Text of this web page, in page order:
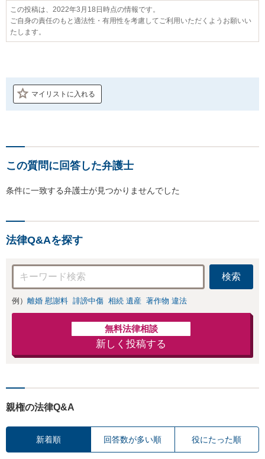
この投稿は、2022年3月18日時点の情報です。
ご自身の責任のもと適法性・有用性を考慮してご利用いただくようお願いい
たします。
マイリストに入れる
この質問に回答した弁護士
条件に一致する弁護士が見つかりませんでした
法律Q&Aを探す
検索
例） 離婚 慰謝料 誹謗中傷 相続 遺産 著作物 違法
無料法律相談
新しく投稿する
親権の法律Q&A
新着順 回答数が多い順 役にたった順